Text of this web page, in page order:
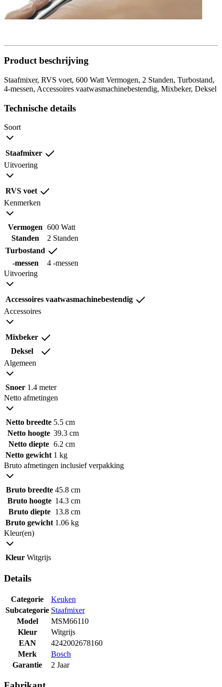
Product beschrijving
Staafmixer, RVS voet, 600 Watt Vermogen, 2 Standen, Turbostand,
4-messen, Accessoires vaatwasmachinebestendig, Mixbeker, Deksel
Technische details
Soort
Staafmixer
Uitvoering
RVS voet
Kenmerken
Vermogen 600 Watt
Standen
2 Standen
Turbostand
-messen
4 -messen
Uitvoering
Accessoires vaatwasmachinebestendig
Accessoires
Mixbeker
Deksel
Algemeen
Snoer 1.4 meter
Netto afmetingen
Netto breedte 5.5 cm
Netto hoogte 39.3 cm
Netto diepte 6.2 cm
Netto gewicht 1 kg
Bruto afmetingen inclusief verpakking
Bruto breedte 45.8 cm
Bruto hoogte 14.3 cm
Bruto diepte
13.8 cm
Bruto gewicht 1.06 kg
Kleur(en)
Kleur Witgrijs
Details
Categorie
Keuken
Subcategorie Staafmixer
Model
MSM66110
Kleur
Witgrijs
EAN
4242002678160
Merk
Bosch
Garantie
2 Jaar